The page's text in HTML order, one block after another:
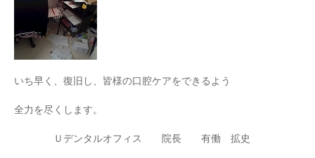
いち早く、復旧し、皆様の口腔ケアをできるよう
全力を尽くします。
Ｕデンタルオフィス 院長 有働 拡史